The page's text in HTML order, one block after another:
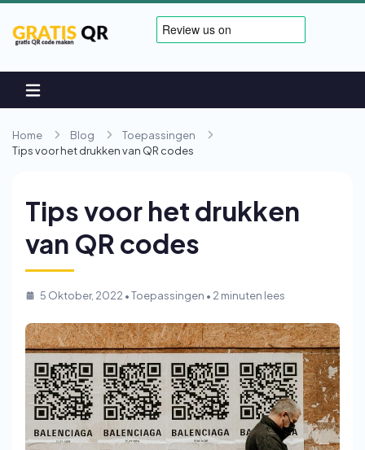
Home Blog
Toepassingen
Tips voor het drukken van QR codes
Tips voor het drukken
van QR codes
5 Oktober, 2022 •Toepassingen • 2 minuten lees